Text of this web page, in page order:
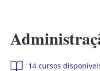
14 cursos